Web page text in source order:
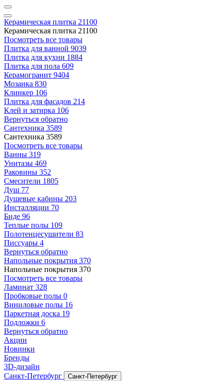
Керамическая плитка 21100
Керамическая плитка 21100
Посмотреть все товары
Плитка для ванной 9039
Плитка для кухни 1884
Плитка для пола 609
Керамогранит 9404
Мозаика 830
Клинкер 106
Плитка для фасадов 214
Клей и затирка 106
Вернуться обратно
Сантехника 3589
Сантехника 3589
Посмотреть все товары
Ванны 319
Унитазы 469
Раковины 352
Смесители 1805
Душ 77
Душевые кабины 203
Инсталляции 70
Биде 96
Теплые полы 109
Полотенцесушители 83
Писсуары 4
Вернуться обратно
Напольные покрытия 370
Напольные покрытия 370
Посмотреть все товары
Ламинат 328
Пробковые полы 0
Виниловые полы 16
Паркетная доска 19
Подложки 6
Вернуться обратно
Акции
Новинки
Бренды
3D-дизайн
Санкт-Петербург
Санкт-Петербург